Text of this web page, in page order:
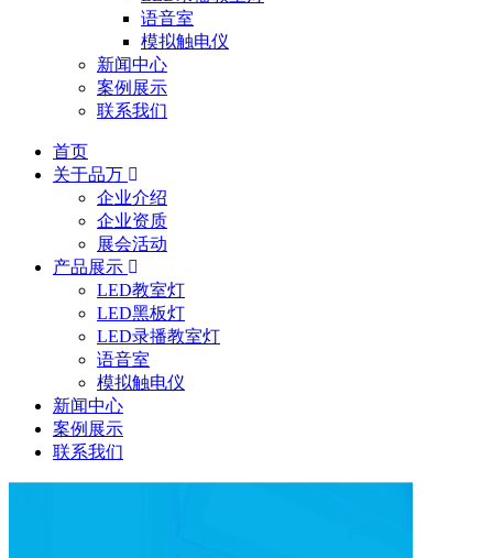
语音室
模拟触电仪
新闻中心
案例展示
联系我们
首页
关于品万
企业介绍
企业资质
展会活动
产品展示
LED教室灯
LED黑板灯
LED录播教室灯
语音室
模拟触电仪
新闻中心
案例展示
联系我们